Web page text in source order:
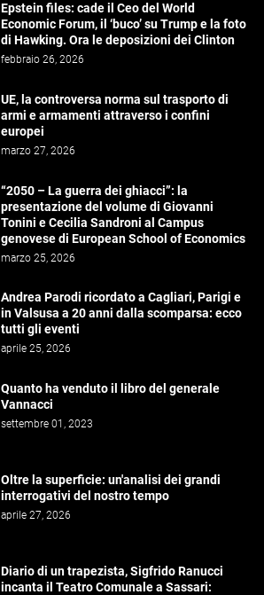
Epstein files: cade il Ceo del World
Economic Forum, il ‘buco’ su Trump e la foto
di Hawking. Ora le deposizioni dei Clinton
febbraio 26, 2026
UE, la controversa norma sul trasporto di
armi e armamenti attraverso i confini
europei
marzo 27, 2026
“2050 – La guerra dei ghiacci”: la
presentazione del volume di Giovanni
Tonini e Cecilia Sandroni al Campus
genovese di European School of Economics
marzo 25, 2026
Andrea Parodi ricordato a Cagliari, Parigi e
in Valsusa a 20 anni dalla scomparsa: ecco
tutti gli eventi
aprile 25, 2026
Quanto ha venduto il libro del generale
Vannacci
settembre 01, 2023
Oltre la superficie: un'analisi dei grandi
interrogativi del nostro tempo
aprile 27, 2026
Diario di un trapezista, Sigfrido Ranucci
incanta il Teatro Comunale a Sassari: